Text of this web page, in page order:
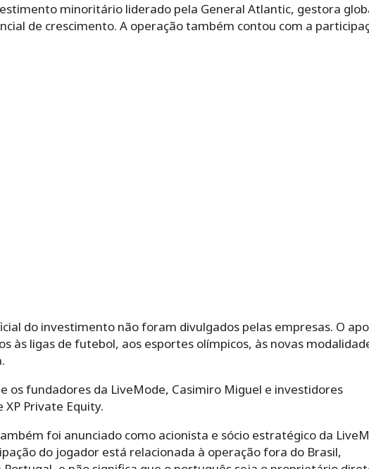
minoritário liderado pela General Atlantic, gestora
de crescimento. A operação também contou com a
do investimento não foram divulgados pelas empresas. O
às ligas de futebol, aos esportes olímpicos, às novas
fundadores da LiveMode, Casimiro Miguel e investidores
Private Equity.
foi anunciado como acionista e sócio estratégico da
do jogador está relacionada à operação fora do Brasil,